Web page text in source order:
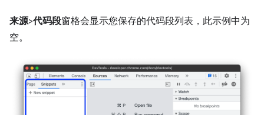
来源>代码段窗格会显示您保存的代码段列表，此示例中为
空。